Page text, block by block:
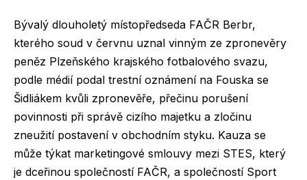
Bývalý dlouholetý místopředseda FAČR Berbr,
kterého soud v červnu uznal vinným ze zpronevěry
peněz Plzeňského krajského fotbalového svazu,
podle médií podal trestní oznámení na Fouska se
Šidliákem kvůli zpronevěře, přečinu porušení
povinnosti při správě cizího majetku a zločinu
zneužití postavení v obchodním styku. Kauza se
může týkat marketingové smlouvy mezi STES, který
je dceřinou společností FAČR, a společností Sport